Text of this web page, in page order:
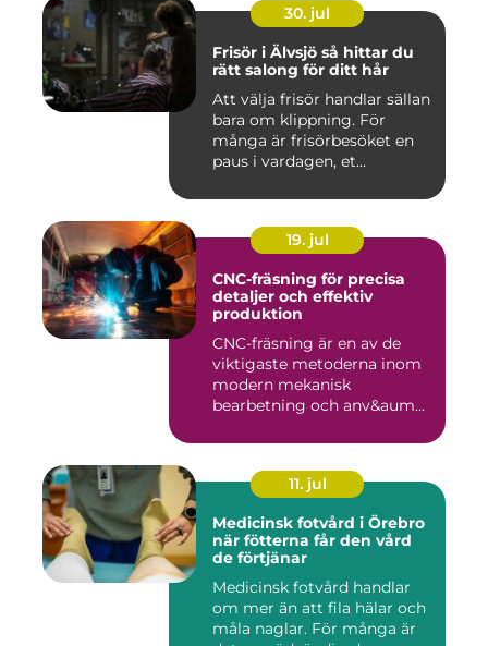
30. jul
Frisör i Älvsjö så hittar du
rätt salong för ditt hår
Att välja frisör handlar sällan
bara om klippning. För
många är frisörbesöket en
paus i vardagen, et...
19. jul
CNC-fräsning för precisa
detaljer och effektiv
produktion
CNC-fräsning är en av de
viktigaste metoderna inom
modern mekanisk
bearbetning och anv&aum...
11. jul
Medicinsk fotvård i Örebro
när fötterna får den vård
de förtjänar
Medicinsk fotvård handlar
om mer än att fila hälar och
måla naglar. För många är